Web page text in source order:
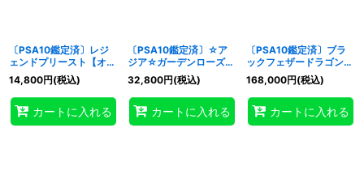
〔PSA10鑑定済〕レジ
ェンドプリースト【オー
バーラッシュレア】
{RD/LGP2-JP044}
《RDモンスター》
14,800円(税込)
カートに入れる
〔PSA10鑑定済〕☆ア
ジア☆ガーデンローズメ
イデン【プリズマティッ
クシークレット】{アジ
アDOOD-JPS06}《シン
クロ》
32,800円(税込)
カートに入れる
〔PSA10鑑定済〕ブラ
ックフェザードラゴン
【ホログラフィック】
{TSHD-JP040}《シン
クロ》
168,000円(税込)
カートに入れる